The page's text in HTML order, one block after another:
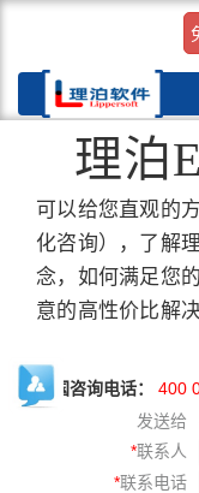
理泊
可以给您直观的
化咨询），了解
念，如何满足您
意的高性价比解决
全国咨询电话：
400
发送给
*联系人
*联系电话